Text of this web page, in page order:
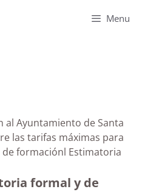
Menu
al Ayuntamiento de Santa
las tarifas máximas para
formaciónl Estimatoria
formal y de